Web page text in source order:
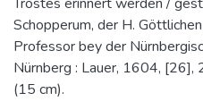
Schopperum, der H.
Professor bey der
Nürnberg : Lauer, 1604, [26],
(15 cm).